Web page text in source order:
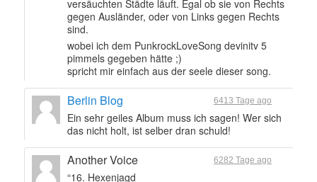
versäuchten Städte läuft. Egal ob sie von Rechts
gegen Ausländer, oder von Links gegen Rechts
sind.
wobei ich dem PunkrockLoveSong devinitv 5
pimmels gegeben hätte ;)
spricht mir einfach aus der seele dieser song.
Berlin Blog 6413 Tage ago
Ein sehr geiles Album muss ich sagen! Wer sich
das nicht holt, ist selber dran schuld!
Another Voice 6282 Tage ago
“16. Hexenjagd